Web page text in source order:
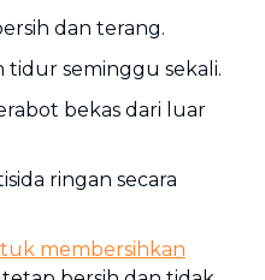
dan terang.
seminggu sekali.
bekas dari luar
ringan secara
membersihkan